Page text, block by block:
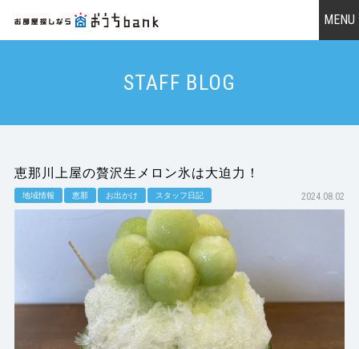
STAFF BLOG
恵那川上屋の贅沢生メロン氷は大迫力！
地域情報 恵那 お出かけ スタッフ日記 2024.08.02